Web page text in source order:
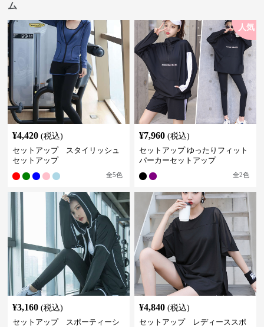
ム
¥4,420 (税込)
セットアップ スタイリッシュ
セットアップ
全5色
人気
¥7,960 (税込)
セットアップ ゆったりフィット
パーカーセットアップ
全2色
¥3,160 (税込)
セットアップ スポーティーシ
¥4,840 (税込)
セットアップ レディーススポ